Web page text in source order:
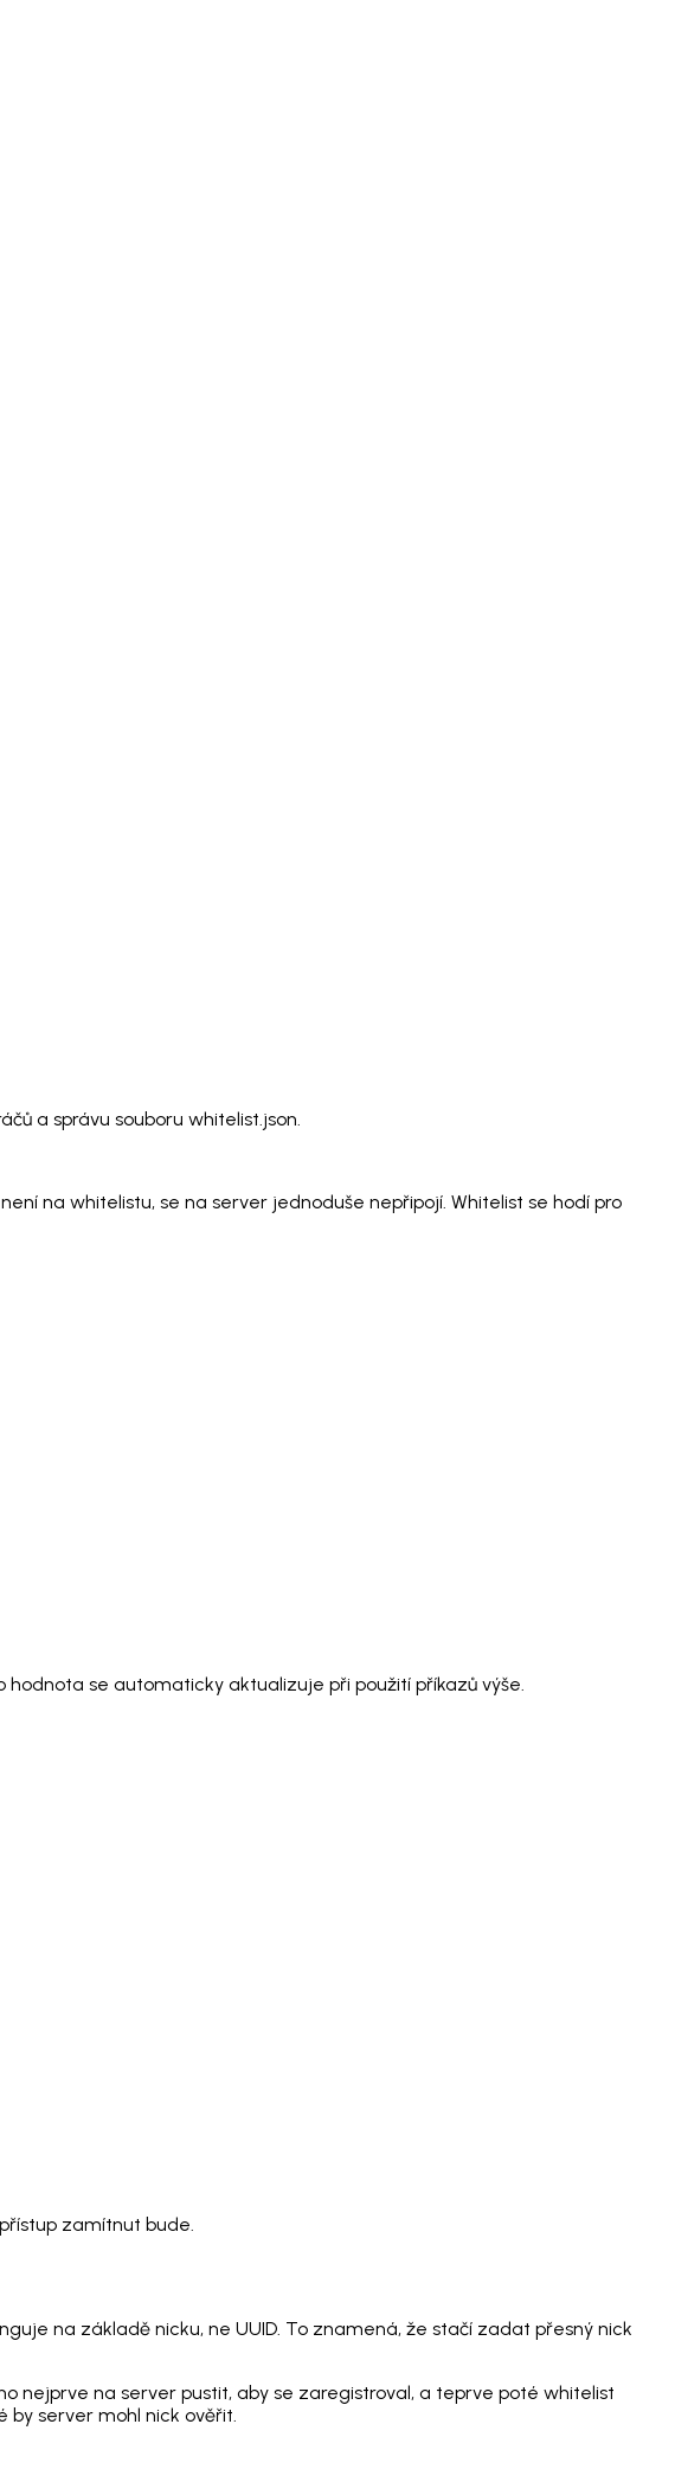
a správu souboru whitelist.json.
na whitelistu, se na server jednoduše nepřipojí. Whitelist se hodí pro
hodnota se automaticky aktualizuje při použití příkazů výše.
zamítnut bude.
na základě nicku, ne UUID. To znamená, že stačí zadat přesný nick
nejprve na server pustit, aby se zaregistroval, a teprve poté whitelist
server mohl nick ověřit.